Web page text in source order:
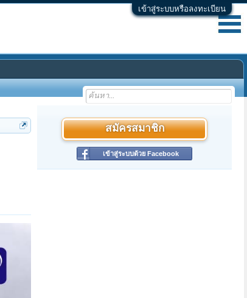
เข้าสู่ระบบหรือลงทะเบียน
สมัครสมาชิก
เข้าสู่ระบบด้วย Facebook